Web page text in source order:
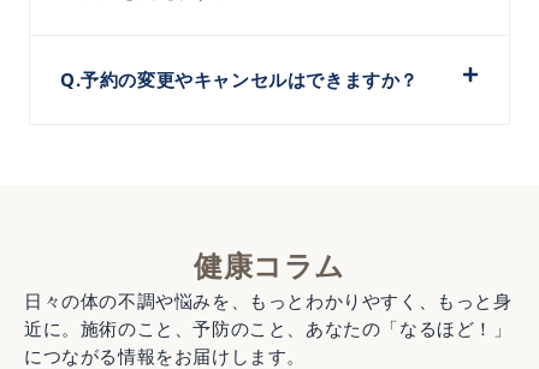
Q.予約の変更やキャンセルはできますか？
健康コラム
日々の体の不調や悩みを、もっとわかりやすく、もっと身
近に。施術のこと、予防のこと、あなたの「なるほど！」
につながる情報をお届けします。